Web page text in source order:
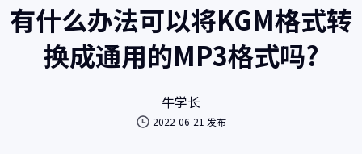
有什么办法可以将KGM格式转
换成通用的MP3格式吗?
牛学长
2022-06-21 发布